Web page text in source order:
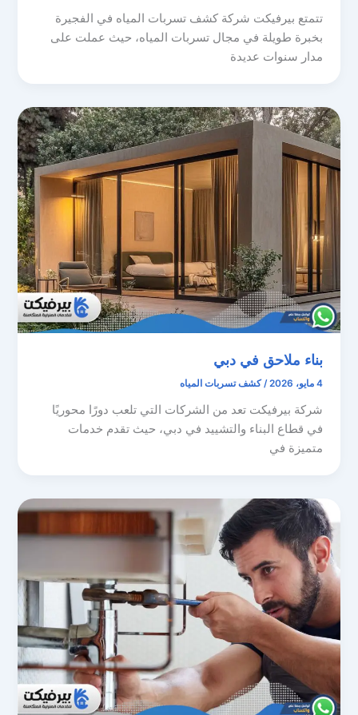
تتمتع بيرفيكت شركة كشف تسربات المياه في الفجيرة
بخبرة طويلة في مجال تسربات المياه، حيث عملت على
مدار سنوات عديدة
بناء ملاحق في دبي
4 مايو، 2026 /كشف تسربات المياه
شركة بيرفيكت تعد من الشركات التي تلعب دورًا محوريًا
في قطاع البناء والتشييد في دبي، حيث تقدم خدمات
متميزة في